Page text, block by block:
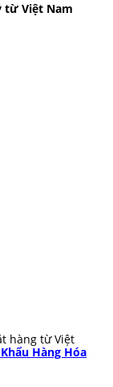
từ Việt Nam
hàng từ Việt
Hàng Hóa